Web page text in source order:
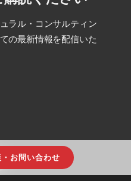
ラル・コンサルティン
の最新情報を配信いた
お問い合わせ